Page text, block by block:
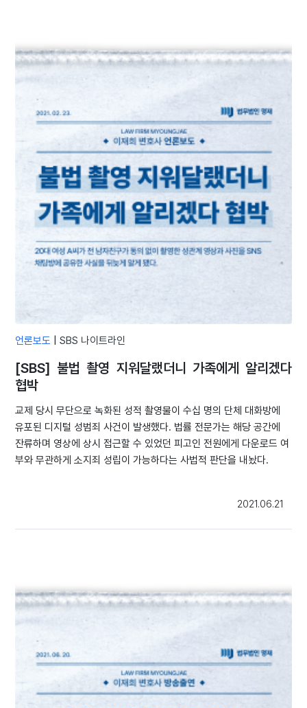
언론보도 |SBS 나이트라인
[SBS] 불법 촬영 지워달랬더니 가족에게 알리겠다
협박
교제 당시 무단으로 녹화된 성적 촬영물이 수십 명의 단체 대화방에
유포된 디지털 성범죄 사건이 발생했다. 법률 전문가는 해당 공간에
잔류하며 영상에 상시 접근할 수 있었던 피고인 전원에게 다운로드 여
부와 무관하게 소지죄 성립이 가능하다는 사법적 판단을 내놨다.
2021.06.21